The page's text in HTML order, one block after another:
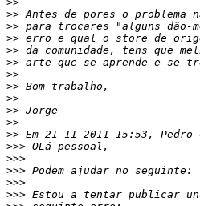
>>
>>
>>
>>
>>
>>
>>
>>
>>
>>
>>
>>>
>>>
>>>
>>>
>>>